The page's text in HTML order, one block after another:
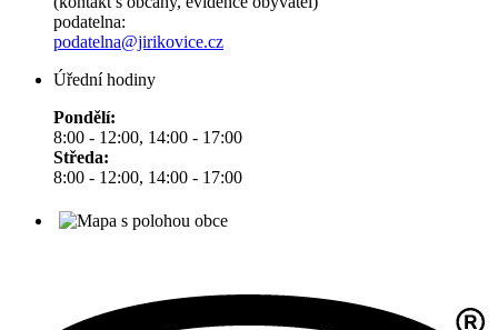
podatelna:
podatelna@jirikovice.cz
Úřední hodiny
Pondělí:
8:00 - 12:00, 14:00 - 17:00
Středa:
8:00 - 12:00, 14:00 - 17:00